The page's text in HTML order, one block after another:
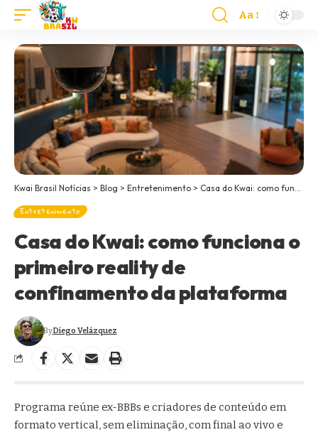
Aa
Kwai Brasil Notícias > Blog > Entretenimento > Casa do Kwai: como funciona o primeiro reality de confinamento da plataforma
Entretenimento
Casa do Kwai: como funciona o
primeiro reality de
confinamento da plataforma
ByDiego Velázquez
Programa reúne ex-BBBs e criadores de conteúdo em
formato vertical, sem eliminação, com final ao vivo e